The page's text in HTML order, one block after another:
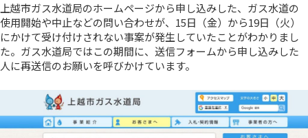
上越市ガス水道局のホームページから申し込みした、ガス水道の
使用開始や中止などの問い合わせが、15日（金）から19日（火）
にかけて受け付けされない事案が発生していたことがわかりまし
た。ガス水道局ではこの期間に、送信フォームから申し込みした
人に再送信のお願いを呼びかけています。